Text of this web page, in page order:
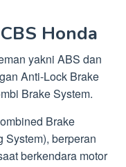
Honda
yakni ABS dan
Anti-Lock Brake
Brake System.
Brake
System), berperan
berkendara motor